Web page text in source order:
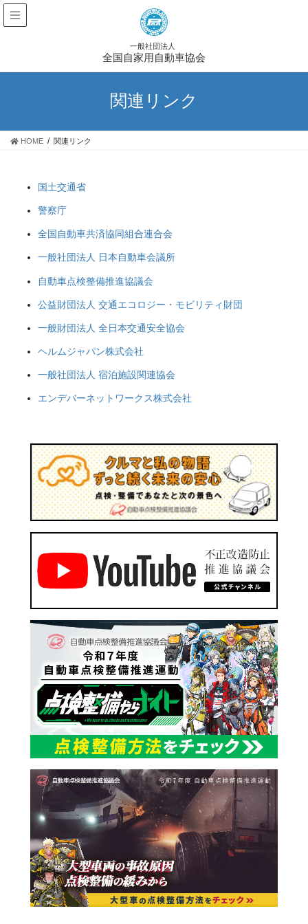
佐賀県自家用自動車協同組合
大分県自家用自動車事業協同組合
一般社団法人
全国自家用自動車協会
関連リンク
HOME 関連リンク
国土交通省
警察庁
全国自動車共済協同組合連合会
一般社団法人 日本自動車会議所
自動車点検整備推進協議会
公益財団法人 交通エコロジー・モビリティ財団
一般財団法人 全日本交通安全協会
ヘルムジャパン株式会社
一般社団法人 宿泊施設関連協会
エンデバーネットワークス株式会社